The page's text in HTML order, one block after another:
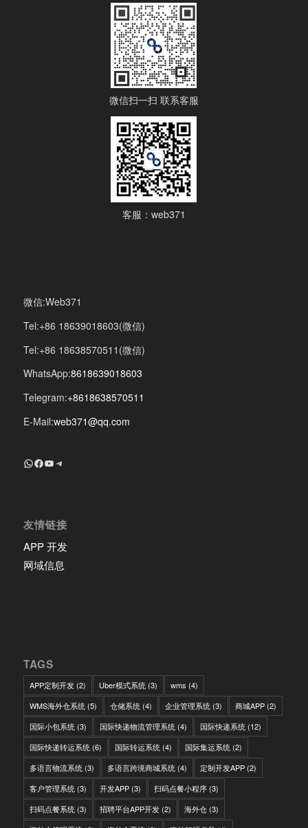
微信扫一扫 联系客服
客服：web371
微信:Web371
Tel:+86 18639018603(微信)
Tel:+86 18638570511(微信)
WhatsApp:8618639018603
Telegram:+8618638570511
E-Mail:web371@qq.com
+8618639018603
Facebook
YouTube
Telegram
友情链接
APP 开发
网域信息
TAGS
APP定制开发(2) Uber模式系统(3) wms (4)
WMS海外仓系统(5) 仓储系统(4) 企业管理系统(3) 商城APP(2)
国际小包系统(3) 国际快递物流管理系统(4) 国际快递系统(12)
国际快递转运系统(6) 国际转运系统(4) 国际集运系统(2)
多语言物流系统(3) 多语言跨境商城系统(4) 定制开发APP(2)
客户管理系统(3) 开发APP(3) 扫码点餐小程序(3)
扫码点餐系统(3) 招聘平台APP开发(2) 海外仓(3)